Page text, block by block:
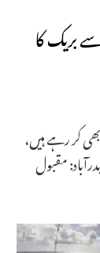
بریک کا
کر رہے ہیں،
مقبول